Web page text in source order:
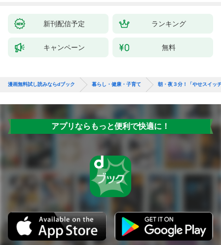
新刊配信予定 ランキング
キャンペーン 無料
漫画無料試し読みならdブック 暮らし・健康・子育て 朝・夜３分！「やせスイッ
アプリならもっと便利で快適に！